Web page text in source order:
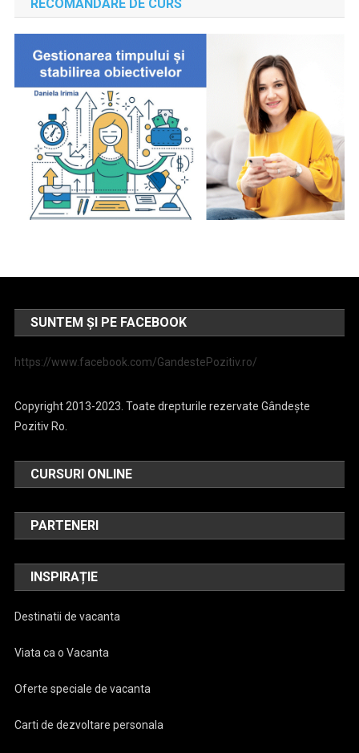
RECOMANDARE DE CURS
SUNTEM ȘI PE FACEBOOK
https://www.facebook.com/GandestePozitiv.ro/
Copyright 2013-2023. Toate drepturile rezervate Gândește
Pozitiv Ro.
CURSURI ONLINE
PARTENERI
INSPIRAȚIE
Destinatii de vacanta
Viata ca o Vacanta
Oferte speciale de vacanta
Carti de dezvoltare personala